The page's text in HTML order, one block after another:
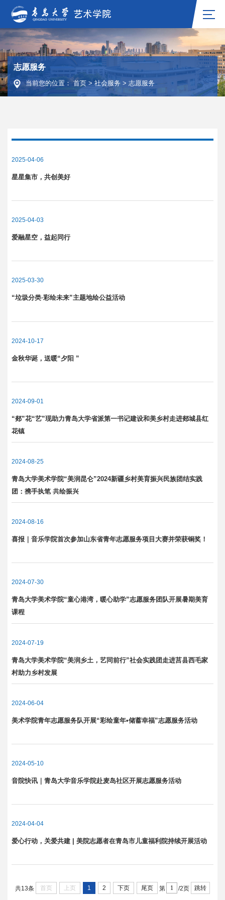
志愿服务
当前您的位置：首页 >社会服务 > 志愿服务
2025-04-06
星星集市，共创美好
2025-04-03
爱融星空，益起同行
2025-03-30
“垃圾分类·彩绘未来”主题地绘公益活动
2024-10-17
金秋华诞，送暖“夕阳 ”
2024-09-01
“郯”花“艺”现助力青岛大学省派第一书记建设和美乡村走进郯城县红
花镇
2024-08-25
青岛大学美术学院“美润昆仑”2024新疆乡村美育振兴民族团结实践
团：携手执笔 共绘振兴
2024-08-16
喜报｜音乐学院首次参加山东省青年志愿服务项目大赛并荣获铜奖！
2024-07-30
青岛大学美术学院“童心港湾，暖心助学”志愿服务团队开展暑期美育
课程
2024-07-19
青岛大学美术学院“美润乡土，艺同前行”社会实践团走进莒县西毛家
村助力乡村发展
2024-06-04
美术学院青年志愿服务队开展“彩绘童年•储蓄幸福”志愿服务活动
2024-05-10
音院快讯｜青岛大学音乐学院赴麦岛社区开展志愿服务活动
2024-04-04
爱心行动，关爱共建 | 美院志愿者在青岛市儿童福利院持续开展活动
共13条 首页 上页 1 2 下页 尾页 第 /2页 跳转